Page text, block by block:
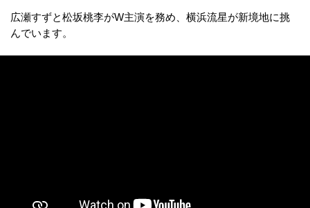
広瀬すずと松坂桃李がW主演を務め、横浜流星が新境地に挑
んでいます。